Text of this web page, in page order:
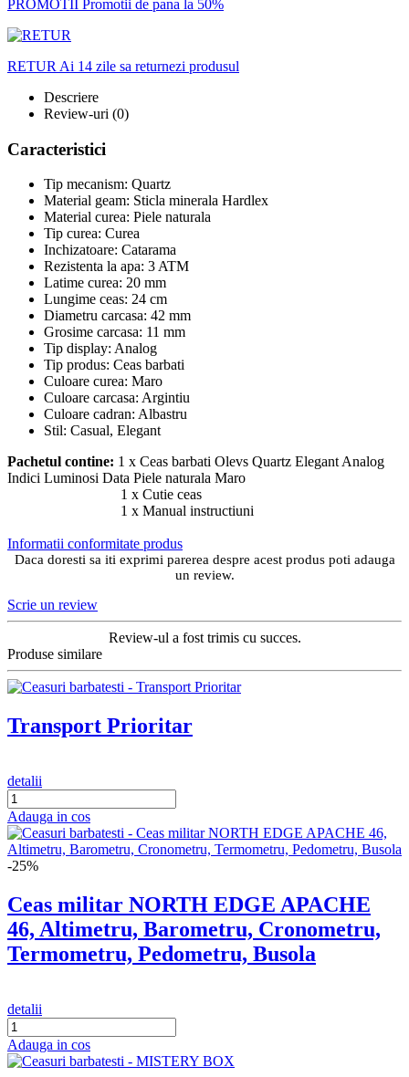
PROMOTII Promotii de pana la 50%
RETUR Ai 14 zile sa returnezi produsul
Descriere
Review-uri (0)
Caracteristici
Tip mecanism: Quartz
Material geam: Sticla minerala Hardlex
Material curea: Piele naturala
Tip curea: Curea
Inchizatoare: Catarama
Rezistenta la apa: 3 ATM
Latime curea: 20 mm
Lungime ceas: 24 cm
Diametru carcasa: 42 mm
Grosime carcasa: 11 mm
Tip display: Analog
Tip produs: Ceas barbati
Culoare curea: Maro
Culoare carcasa: Argintiu
Culoare cadran: Albastru
Stil: Casual, Elegant
Pachetul contine: 1 x Ceas barbati Olevs Quartz Elegant Analog
Indici Luminosi Data Piele naturala Maro
1 x Cutie ceas
1 x Manual instructiuni
Informatii conformitate produs
Daca doresti sa iti exprimi parerea despre acest produs poti adauga
un review.
Scrie un review
Review-ul a fost trimis cu succes.
Produse similare
Transport Prioritar
detalii
Adauga in cos
-25%
Ceas militar NORTH EDGE APACHE
46, Altimetru, Barometru, Cronometru,
Termometru, Pedometru, Busola
detalii
Adauga in cos